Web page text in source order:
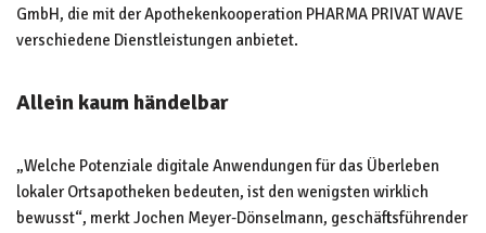
GmbH, die mit der Apothekenkooperation PHARMA PRIVAT WAVE
verschiedene Dienstleistungen anbietet.
Allein kaum händelbar
„Welche Potenziale digitale Anwendungen für das Überleben
lokaler Ortsapotheken bedeuten, ist den wenigsten wirklich
bewusst“, merkt Jochen Meyer-Dönselmann, geschäftsführender